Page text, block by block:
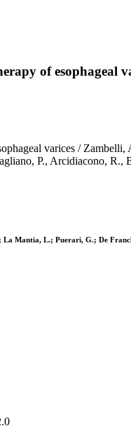
of esophageal
varices /
P., Arcidiacono,
Mantia, L.; Puerari, G.; De